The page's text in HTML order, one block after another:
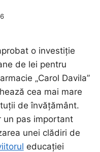
o investiție
de lei pentru
„Carol Davila”
cea mai mare
de învățământ.
un pas important
unei clădiri de
educației